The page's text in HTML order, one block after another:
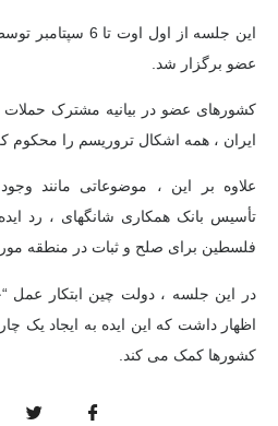
این جلسه از اول
عضو برگزار شد.
کشورهای عضو در بیانیه مشترک حملات
ایران ، همه اشکال تروریسم را محکوم
علاوه بر این ، موضوعاتی مانند
تأسیس بانک همکاری شانگهای ، رد
فلسطین برای صلح و ثبات در منطقه
در این جلسه ، دولت چین ابتکار عمل
اظهار داشت که این ایده به ایجاد یک
کشورها کمک می کند.